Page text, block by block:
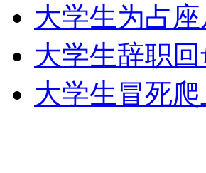
无痛分娩是否安全 医生回应
大学生为占
大学生辞职
大学生冒死